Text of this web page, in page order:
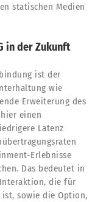
statischen Medien
in der Zukunft
ist der
wie
Erweiterung des
einen
Latenz
Erlebnisse
Das bedeutet in
die für
sowie die Option,